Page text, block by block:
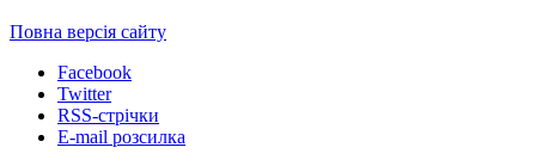
Повна версія сайту
Facebook
Twitter
RSS-стрічки
E-mail розсилка